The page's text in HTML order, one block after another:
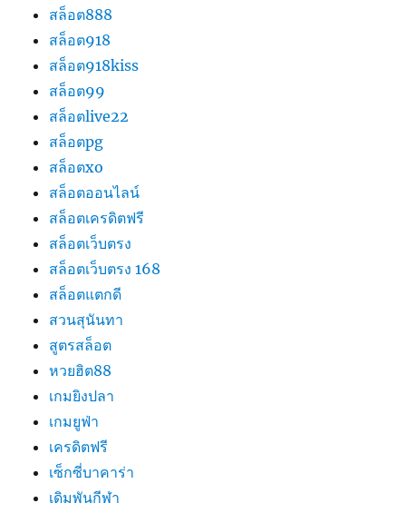
สล็อต888
สล็อต918
สล็อต918kiss
สล็อต99
สล็อตlive22
สล็อตpg
สล็อตxo
สล็อตออนไลน์
สล็อตเครดิตฟรี
สล็อตเว็บตรง
สล็อตเว็บตรง 168
สล็อตแตกดี
สวนสุนันทา
สูตรสล็อต
หวยฮิต88
เกมยิงปลา
เกมยูฟ่า
เครดิตฟรี
เซ็กซี่บาคาร่า
เดิมพันกีฬา